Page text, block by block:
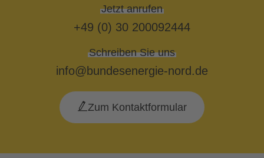
Jetzt anrufen
+49 (0) 30 200092444
Schreiben Sie uns
info@bundesenergie-nord.de
Zum Kontaktformular